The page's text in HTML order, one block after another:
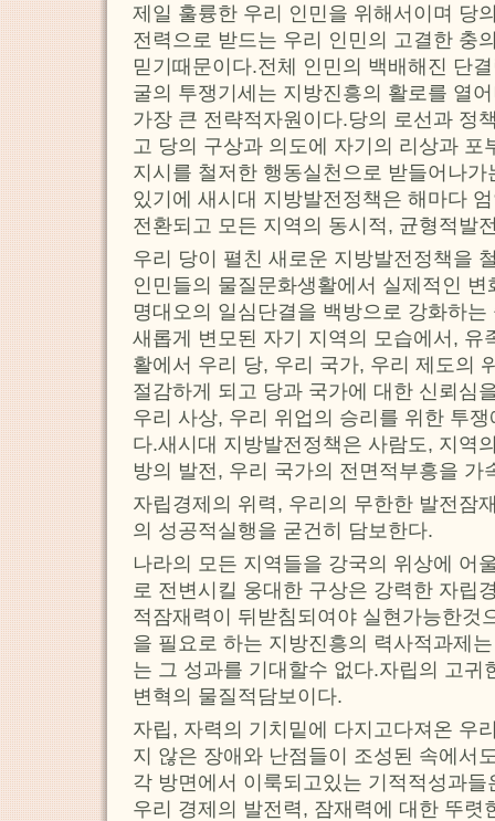
제일 훌륭한 우리 인민을 위해서이며 당
전력으로 받드는 우리 인민의 고결한 충
믿기때문이다.전체 인민의 백배해진 단
굴의 투쟁기세는 지방진흥의 활로를 열
가장 큰 전략적자원이다.당의 로선과 정
고 당의 구상과 의도에 자기의 리상과
지시를 철저한 행동실천으로 받들어나
있기에 새시대 지방발전정책은 해마다
전환되고 모든 지역의 동시적, 균형적발
우리 당이 펼친 새로운 지방발전정책을
인민들의 물질문화생활에서 실제적인
명대오의 일심단결을 백방으로 강화하
새롭게 변모된 자기 지역의 모습에서, 유
활에서 우리 당, 우리 국가, 우리 제도의
절감하게 되고 당과 국가에 대한 신뢰심
우리 사상, 우리 위업의 승리를 위한 투
다.새시대 지방발전정책은 사람도, 지역
방의 발전, 우리 국가의 전면적부흥을 가
자립경제의 위력, 우리의 무한한 발전잠
의 성공적실행을 굳건히 담보한다.
나라의 모든 지역들을 강국의 위상에 어
로 전변시킬 웅대한 구상은 강력한 자립
적잠재력이 뒤받침되여야 실현가능한것
을 필요로 하는 지방진흥의 력사적과제
는 그 성과를 기대할수 없다.자립의 고귀
변혁의 물질적담보이다.
자립, 자력의 기치밑에 다지고다져온 우
지 않은 장애와 난점들이 조성된 속에서
각 방면에서 이룩되고있는 기적적성과
우리 경제의 발전력, 잠재력에 대한 뚜렷